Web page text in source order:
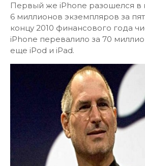
Первый же iPhone разошелся в
6 миллионов экземпляров за
концу 2010 финансового года
iPhone перевалило за 70
еще iPod и iPad.